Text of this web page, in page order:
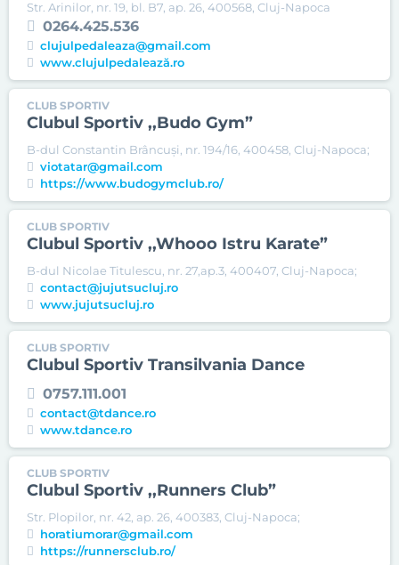
Str. Arinilor, nr. 19, bl. B7, ap. 26, 400568, Cluj-Napoca
0264.425.536
clujulpedaleaza@gmail.com
www.clujulpedalează.ro
CLUB SPORTIV
Clubul Sportiv ,,Budo Gym”
B-dul Constantin Brâncuşi, nr. 194/16, 400458, Cluj-Napoca;
viotatar@gmail.com
https://www.budogymclub.ro/
CLUB SPORTIV
Clubul Sportiv ,,Whooo Istru Karate”
B-dul Nicolae Titulescu, nr. 27,ap.3, 400407, Cluj-Napoca;
contact@jujutsucluj.ro
www.jujutsucluj.ro
CLUB SPORTIV
Clubul Sportiv Transilvania Dance
0757.111.001
contact@tdance.ro
www.tdance.ro
CLUB SPORTIV
Clubul Sportiv ,,Runners Club”
Str. Plopilor, nr. 42, ap. 26, 400383, Cluj-Napoca;
horatiumorar@gmail.com
https://runnersclub.ro/